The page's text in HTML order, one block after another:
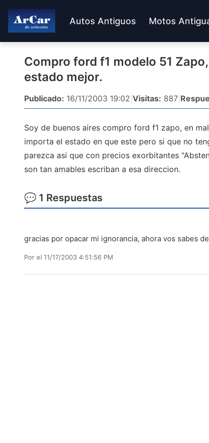
Autos Antiguos Motos
Compro ford f1 modelo 51
estado mejor.
Publicado: 16/11/2003 19:02 Visitas: 887
Soy de buenos aires compro ford f1 zapo, en
importa el estado en que este pero si que no
parezca asi que con precios exorbitantes
son tan amables escriban a esa direccion.
💬 1 Respuestas
gracias por opacar mi ignorancia, ahora vos sabes
Por el 11/17/2003 4:51:56 PM